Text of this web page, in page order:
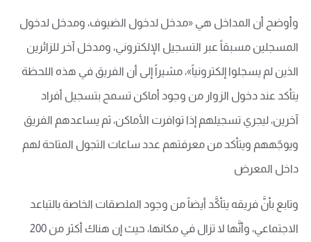
وأوضح أن المداخل هي «مدخل لدخول الضيوف، ومدخل لدخول
المسجلين مسبقاً عبر التسجيل الإلكتروني، ومدخل آخر للزائرين
الذين لم يسجلوا إلكترونياً»، مشيراً إلى أن الفريق في هذه اللحظة
يتأكد عند دخول الزوار من وجود أماكن تسمح بتسجيل أفراد
آخرين، ليجري تسجيلهم إذا توافرت الأماكن، ثم يساعدهم الفريق
ويوجّههم ويتأكد من معرفتهم عدد ساعات التجول المتاحة لهم
داخل المعرض
وتابع بأنَّ فريقه يتأكَّد أيضاً من وجود الملصقات الخاصة بالتباعد
الاجتماعي، وأنَّها لا تزال في مكانها، حيث إن هناك أكثر من 200